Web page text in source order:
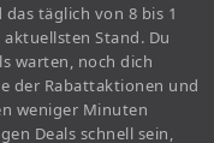
täglich von 8 bis 1
Stand. Du
warten, noch dich
der Rabattaktionen und
weniger Minuten
Deals schnell sein,